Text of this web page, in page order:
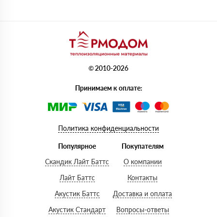
© 2010-2026
Принимаем к оплате:
Политика конфиденциальности
Популярное
Скандик Лайт Баттс
Лайт Баттс
Акустик Баттс
Акустик Стандарт
Покупателям
О компании
Контакты
Доставка и оплата
Вопросы-ответы